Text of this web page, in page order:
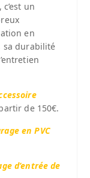
un
en
sa durabilité
de 150€.
en PVC
d’entrée de